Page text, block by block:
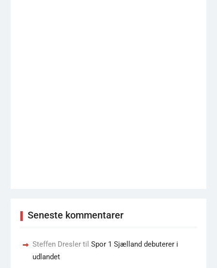
Seneste kommentarer
Steffen Dreslertil Spor 1 Sjælland debuterer i
udlandet